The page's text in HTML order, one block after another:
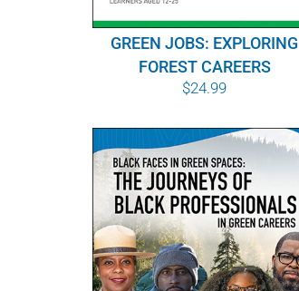
GREEN JOBS: EXPLORING
FOREST CAREERS
$24.99